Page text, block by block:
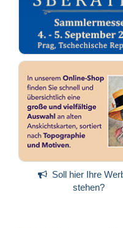
Soll hier Ihre
stehen?